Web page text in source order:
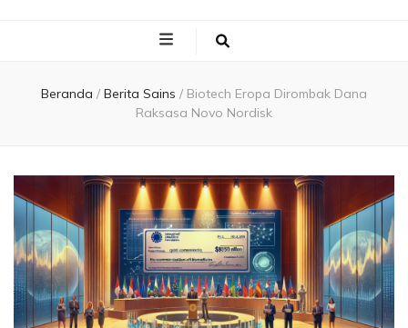
Pembahasan
Ilmu
Pengetahuan,
Eksperimen &
Fakta Sains
Beranda / Berita Sains / Biotech Eropa Dirombak Dana
Raksasa Novo Nordisk